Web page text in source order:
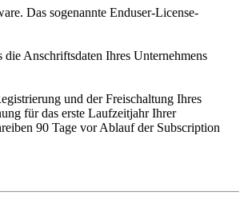
Das sogenannte Enduser-License-
Anschriftsdaten Ihres Unternehmens
und der Freischaltung Ihres
für das erste Laufzeitjahr Ihrer
90 Tage vor Ablauf der Subscription